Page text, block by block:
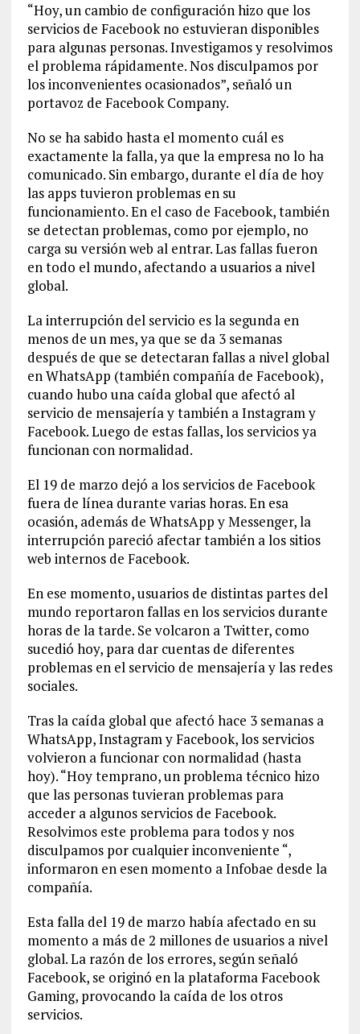
“Hoy, un cambio de configuración hizo que los
servicios de Facebook no estuvieran disponibles
para algunas personas. Investigamos y resolvimos
el problema rápidamente. Nos disculpamos por
los inconvenientes ocasionados”, señaló un
portavoz de Facebook Company.
No se ha sabido hasta el momento cuál es
exactamente la falla, ya que la empresa no lo ha
comunicado. Sin embargo, durante el día de hoy
las apps tuvieron problemas en su
funcionamiento. En el caso de Facebook, también
se detectan problemas, como por ejemplo, no
carga su versión web al entrar. Las fallas fueron
en todo el mundo, afectando a usuarios a nivel
global.
La interrupción del servicio es la segunda en
menos de un mes, ya que se da 3 semanas
después de que se detectaran fallas a nivel global
en WhatsApp (también compañía de Facebook),
cuando hubo una caída global que afectó al
servicio de mensajería y también a Instagram y
Facebook. Luego de estas fallas, los servicios ya
funcionan con normalidad.
El 19 de marzo dejó a los servicios de Facebook
fuera de línea durante varias horas. En esa
ocasión, además de WhatsApp y Messenger, la
interrupción pareció afectar también a los sitios
web internos de Facebook.
En ese momento, usuarios de distintas partes del
mundo reportaron fallas en los servicios durante
horas de la tarde. Se volcaron a Twitter, como
sucedió hoy, para dar cuentas de diferentes
problemas en el servicio de mensajería y las redes
sociales.
Tras la caída global que afectó hace 3 semanas a
WhatsApp, Instagram y Facebook, los servicios
volvieron a funcionar con normalidad (hasta
hoy). “Hoy temprano, un problema técnico hizo
que las personas tuvieran problemas para
acceder a algunos servicios de Facebook.
Resolvimos este problema para todos y nos
disculpamos por cualquier inconveniente “,
informaron en esen momento a Infobae desde la
compañía.
Esta falla del 19 de marzo había afectado en su
momento a más de 2 millones de usuarios a nivel
global. La razón de los errores, según señaló
Facebook, se originó en la plataforma Facebook
Gaming, provocando la caída de los otros
servicios.